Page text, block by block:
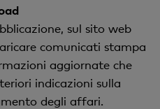
sul sito web
comunicati stampa
aggiornate che
indicazioni sulla
degli affari.